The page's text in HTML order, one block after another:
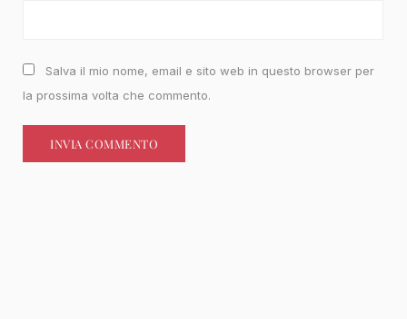
Salva il mio nome, email e sito web in questo browser per
la prossima volta che commento.